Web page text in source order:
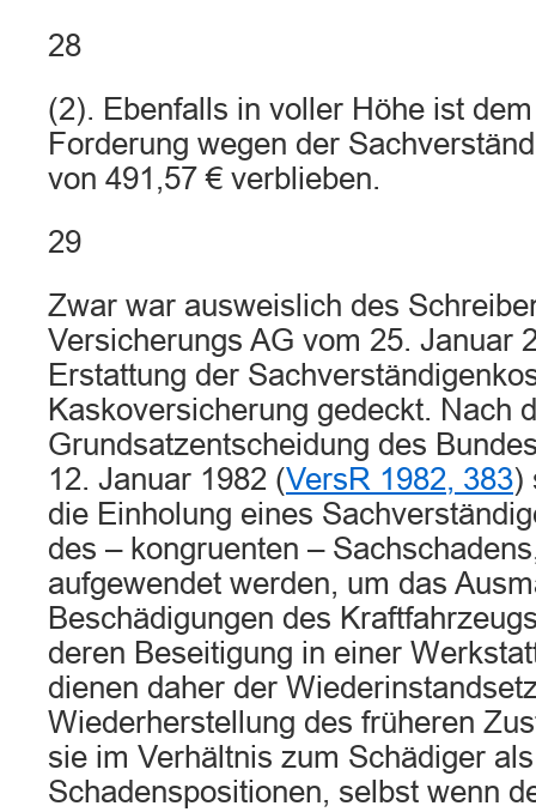
28
(2). Ebenfalls in voller Höhe ist
Forderung wegen der
von 491,57 € verblieben.
29
Zwar war ausweislich des
Versicherungs AG vom 25. Januar
Erstattung der
Kaskoversicherung gedeckt. Nach
Grundsatzentscheidung des
12. Januar 1982 (VersR 1982, 383)
die Einholung eines
des – kongruenten –
aufgewendet werden, um das
Beschädigungen des
deren Beseitigung in einer
dienen daher der
Wiederherstellung des früheren
sie im Verhältnis zum Schädiger
Schadenspositionen, selbst wenn